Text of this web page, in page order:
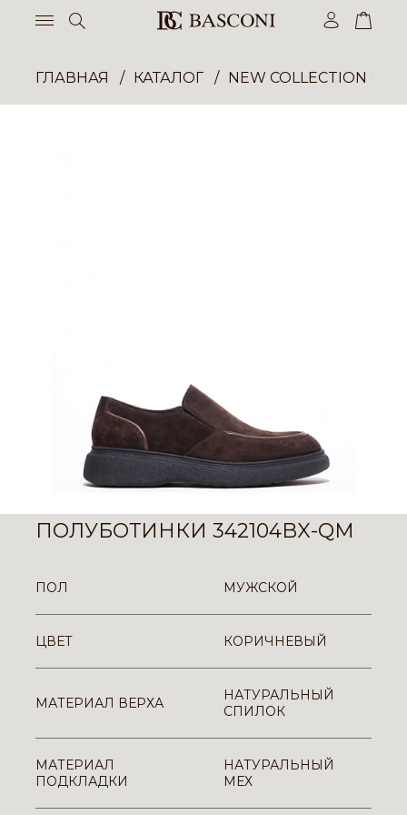
ГЛАВНАЯ КАТАЛОГ NEW COLLECTION
ПОЛУБОТИНКИ 342104BX-QM
ПОЛ МУЖСКОЙ
ЦВЕТ КОРИЧНЕВЫЙ
МАТЕРИАЛ ВЕРХА
НАТУРАЛЬНЫЙ
СПИЛОК
МАТЕРИАЛ
ПОДКЛАДКИ
НАТУРАЛЬНЫЙ
МЕХ